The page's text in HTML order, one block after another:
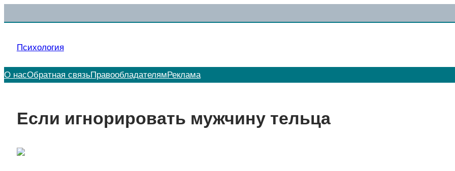
к
Психология
О насОбратная связьПравообладателям Реклама
Если игнорировать мужчину тельца